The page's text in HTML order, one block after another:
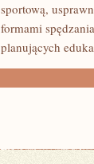
sportową,
formami
planujących